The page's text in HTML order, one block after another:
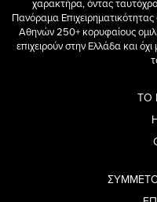
χαρακτήρα, όντας
Πανόραμα
Αθηνών 250+ κορυφαίους
επιχειρούν στην Ελλάδα και
ΤΟ